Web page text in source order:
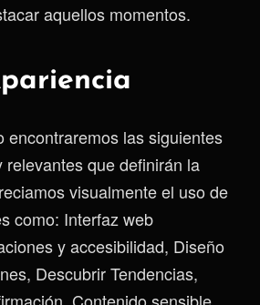
aquellos momentos.
encontraremos las siguientes
relevantes que definirán la
visualmente el uso de
como: Interfaz web
y accesibilidad, Diseño
Descubrir Tendencias,